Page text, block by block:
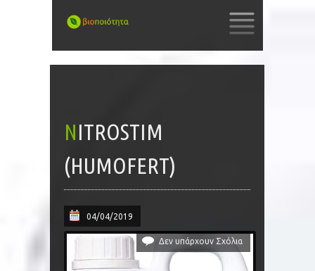
TO
NITROSTIM
(HUMOFERT)
04/04/2019
Δεν υπάρχουν Σχόλια